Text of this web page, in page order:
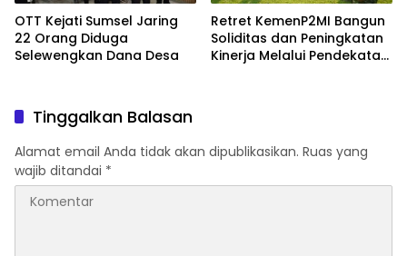
OTT Kejati Sumsel Jaring
22 Orang Diduga
Selewengkan Dana Desa
Retret KemenP2MI Bangun
Soliditas dan Peningkatan
Kinerja Melalui Pendekatan
Tinggalkan Balasan
Alamat email Anda tidak akan dipublikasikan. Ruas yang
wajib ditandai *